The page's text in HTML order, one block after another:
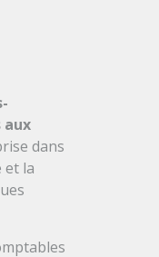
aux
dans
et la